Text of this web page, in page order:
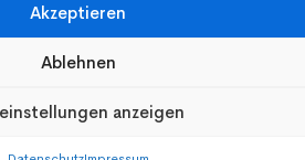
Akzeptieren
Ablehnen
anzeigen